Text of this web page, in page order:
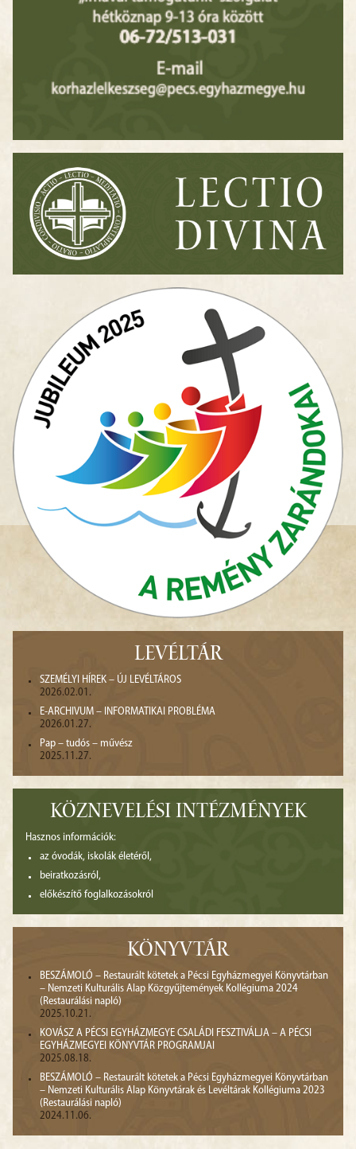
LEVÉLTÁR
SZEMÉLYI HÍREK – ÚJ LEVÉLTÁROS
2026.02.01.
E-ARCHIVUM – INFORMATIKAI PROBLÉMA
2026.01.27.
Pap – tudós – művész
2025.11.27.
KÖZNEVELÉSI INTÉZMÉNYEK
Hasznos információk:
az óvodák, iskolák életéről,
beiratkozásról,
előkészítő foglalkozásokról
KÖNYVTÁR
BESZÁMOLÓ – Restaurált kötetek a Pécsi Egyházmegyei Könyvtárban
– Nemzeti Kulturális Alap Közgyűjtemények Kollégiuma 2024
(Restaurálási napló)
2025.10.21.
KOVÁSZ A PÉCSI EGYHÁZMEGYE CSALÁDI FESZTIVÁLJA – A PÉCSI
EGYHÁZMEGYEI KÖNYVTÁR PROGRAMJAI
2025.08.18.
BESZÁMOLÓ – Restaurált kötetek a Pécsi Egyházmegyei Könyvtárban
– Nemzeti Kulturális Alap Könyvtárak és Levéltárak Kollégiuma 2023
(Restaurálási napló)
2024.11.06.